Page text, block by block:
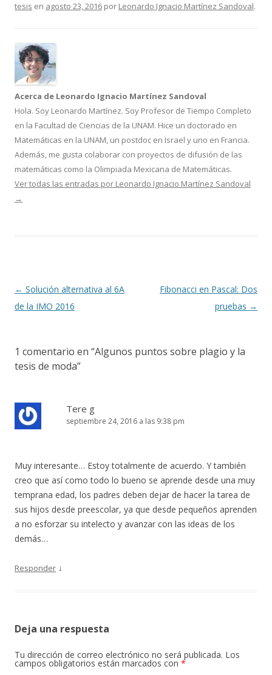
tesis en agosto 23, 2016 por Leonardo Ignacio Martínez Sandoval.
Acerca de Leonardo Ignacio Martínez Sandoval
Hola. Soy Leonardo Martínez. Soy Profesor de Tiempo Completo
en la Facultad de Ciencias de la UNAM. Hice un doctorado en
Matemáticas en la UNAM, un postdoc en Israel y uno en Francia.
Además, me gusta colaborar con proyectos de difusión de las
matemáticas como la Olimpiada Mexicana de Matemáticas.
Ver todas las entradas por Leonardo Ignacio Martínez Sandoval
→
Navegación
de
← Solución alternativa al 6A
de la IMO 2016
Fibonacci en Pascal: Dos
pruebas →
1 comentario en “Algunos puntos sobre plagio y la
tesis de moda”
Tere g
septiembre 24, 2016 a las 9:38 pm
Muy interesante… Estoy totalmente de acuerdo. Y también
creo que así como todo lo bueno se aprende desde una muy
temprana edad, los padres deben dejar de hacer la tarea de
sus hijos desde preescolar, ya que desde pequeños aprenden
a no esforzar su intelecto y avanzar con las ideas de los
demás…
Responder ↓
Deja una respuesta
Tu dirección de correo electrónico no será publicada. Los
campos obligatorios están marcados con *